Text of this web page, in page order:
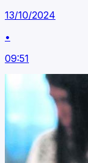
13/10/2024
•
09:51